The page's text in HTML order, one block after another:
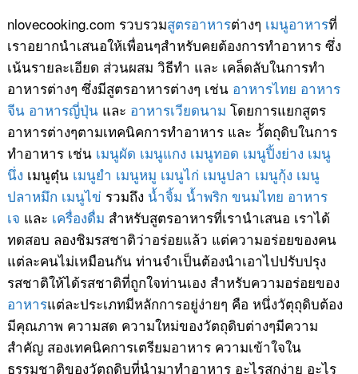
nlovecooking.com รวบรวมสูตรอาหารต่างๆ เมนูอาหารที่
เราอยากนำเสนอให้เพื่อนๆสำหรับคยต้องการทำอาหาร ซึ่ง
เน้นรายละเอียด ส่วนผสม วิธีทำ และ เคล็ดลับในการทำ
อาหารต่างๆ ซึ่งมีสูตรอาหารต่างๆ เช่น อาหารไทย อาหาร
จีน อาหารญี่ปุ่นและ อาหารเวียดนาม โดยการแยกสูตร
อาหารต่างๆตามเทคนิคการทำอาหาร และ วััตถุดิบในการ
ทำอาหาร เช่น เมนูผัด เมนูแกง เมนูทอด เมนูปิ้งย่าง เมนู
นึ่ง เมนูตุ๋น เมนูยำ เมนูหมู เมนูไก่ เมนูปลา เมนูกุ้ง เมนู
ปลาหมึก เมนูไข่ รวมถึง น้ำจิ้ม น้ำพริก ขนมไทย อาหาร
เจ และ เครื่องดื่ม สำหรับสูตรอาหารที่เรานำเสนอ เราได้
ทดสอบ ลองชิมรสชาติว่าอร่อยแล้ว แต่ความอร่อยของคน
แต่ละคนไม่เหมือนกัน ท่านจำเป็นต้องนำเอาไปปรับปรุง
รสชาติให้ได้รสชาติที่ถูกใจท่านเอง สำหรับความอร่อยของ
อาหารแต่ละประเภทมีหลักการอยู่ง่ายๆ คือ หนึ่งวัตุถุดิบต้อง
มีคุณภาพ ความสด ความใหม่ของวัตถุดิบต่างๆมีความ
สำคัญ สองเทคนิคการเตรียมอาหาร ความเข้าใจใน
ธรรมชาติของวัตถุดิบที่นำมาทำอาหาร อะไรสุกง่าย อะไร